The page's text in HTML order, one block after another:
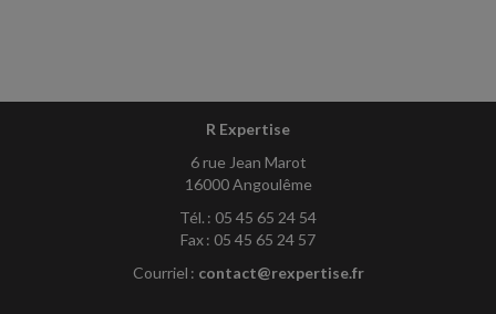
R Expertise
6 rue Jean Marot
16000 Angoulême
Tél. : 05 45 65 24 54
Fax : 05 45 65 24 57
Courriel : contact@rexpertise.fr